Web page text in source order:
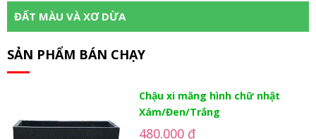
ĐẤT MÀU VÀ XƠ DỪA
SẢN PHẨM BÁN CHẠY
Chậu xi măng hình chữ nhật
Xám/Đen/Trắng
480.000 đ